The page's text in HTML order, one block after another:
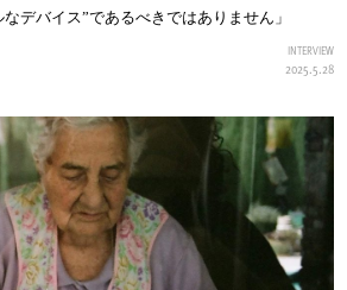
なデバイス”であるべきではありません」
INTERVIEW
2025.5.28